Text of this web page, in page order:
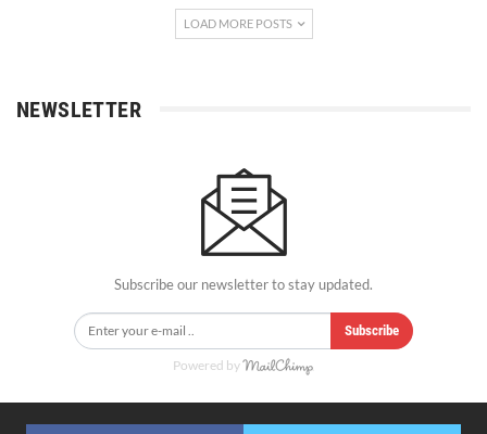
LOAD MORE POSTS
NEWSLETTER
Subscribe our newsletter to stay updated.
Subscribe
Powered by